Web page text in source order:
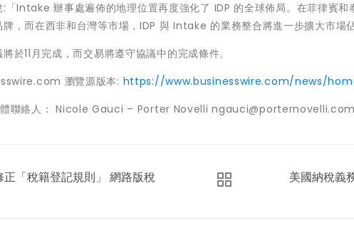
Intake 辦事處遍佈的地理位置再度強化了 IDP 的全球佈局。在菲律賓
，而在西非和台灣等市場，IDP 與 Intake 的業務整合將進一步擴大市場佔
於11月完成，而交易將遵守協議中的完成條件。
瀏覽源版本: https://www.businesswire.com/news/
體聯絡人： Nicole Gauci – Porter Novelli
正「稅籍登記規則」 網路版稅
美國納稅義